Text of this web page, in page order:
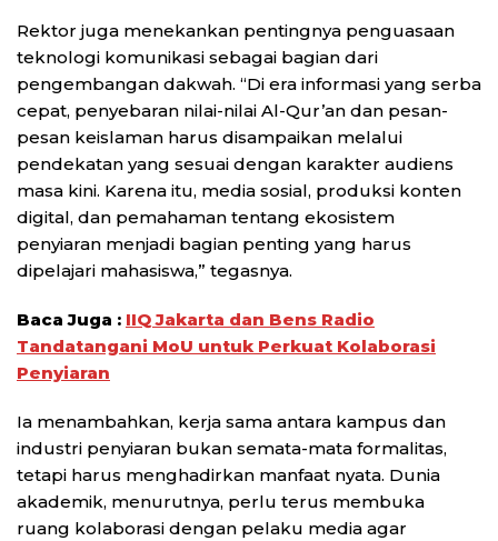
Rektor juga menekankan pentingnya penguasaan
teknologi komunikasi sebagai bagian dari
pengembangan dakwah. “Di era informasi yang serba
cepat, penyebaran nilai-nilai Al-Qur’an dan pesan-
pesan keislaman harus disampaikan melalui
pendekatan yang sesuai dengan karakter audiens
masa kini. Karena itu, media sosial, produksi konten
digital, dan pemahaman tentang ekosistem
penyiaran menjadi bagian penting yang harus
dipelajari mahasiswa,” tegasnya.
Baca Juga : IIQ Jakarta dan Bens Radio
Tandatangani MoU untuk Perkuat Kolaborasi
Penyiaran
Ia menambahkan, kerja sama antara kampus dan
industri penyiaran bukan semata-mata formalitas,
tetapi harus menghadirkan manfaat nyata. Dunia
akademik, menurutnya, perlu terus membuka
ruang kolaborasi dengan pelaku media agar